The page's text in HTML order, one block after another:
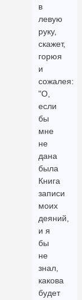
в
левую
руку,
скажет,
горюя
и
сожалея:
"О,
если
бы
мне
не
дана
была
Книга
записи
моих
деяний,
и я
бы
не
знал,
какова
будет